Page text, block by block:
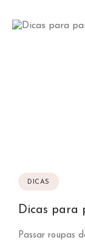
DICAS
Dicas para
Passar roupas